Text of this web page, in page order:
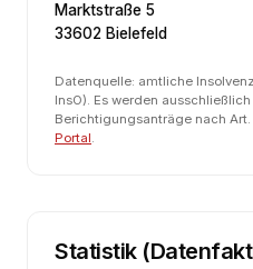
Marktstraße 5
33602 Bielefeld
Datenquelle: amtliche
InsO). Es werden
Berichtigungsanträge nach Art.
Portal.
Statistik